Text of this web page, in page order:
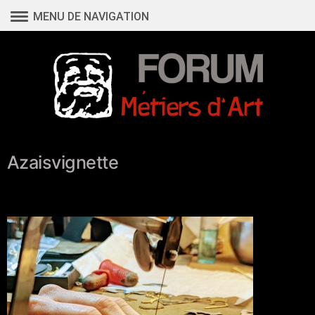
contenu
MENU DE NAVIGATION
Azaisvignette